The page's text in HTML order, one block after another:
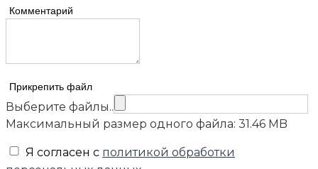
Комментарий
Прикрепить файл
Выберите файлы..
Максимальный размер одного файла: 31.46 MB
Я согласен с политикой обработки